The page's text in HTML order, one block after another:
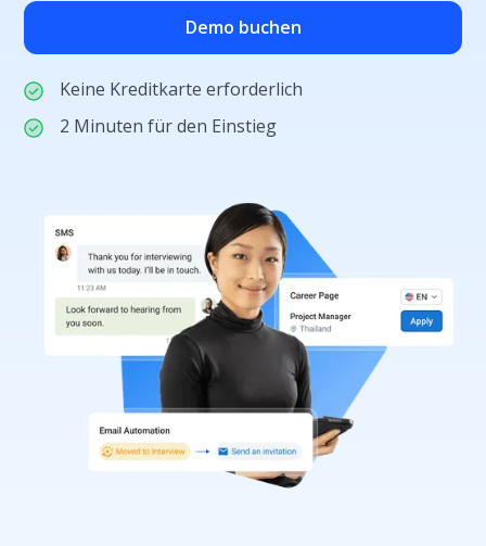
Demo buchen
Keine Kreditkarte erforderlich
2 Minuten für den Einstieg